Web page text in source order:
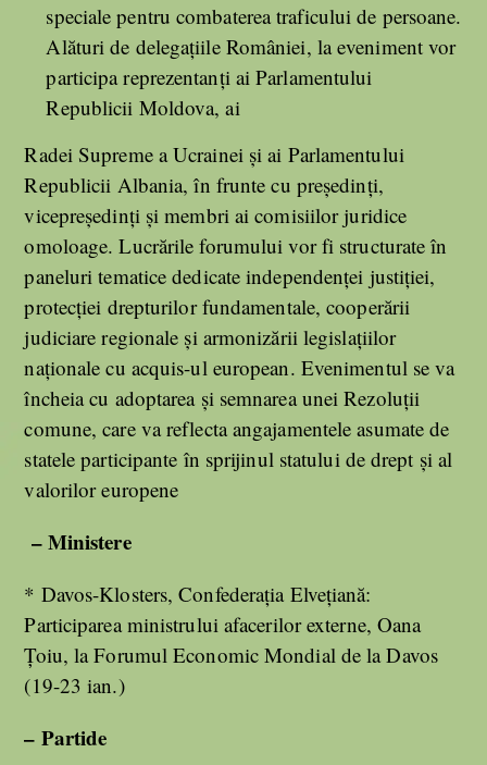
speciale pentru combaterea traficului de persoane.
Alături de delegațiile României, la eveniment vor
participa reprezentanți ai Parlamentului
Republicii Moldova, ai
Radei Supreme a Ucrainei și ai Parlamentului
Republicii Albania, în frunte cu președinți,
vicepreședinți și membri ai comisiilor juridice
omoloage. Lucrările forumului vor fi structurate în
paneluri tematice dedicate independenței justiției,
protecției drepturilor fundamentale, cooperării
judiciare regionale și armonizării legislațiilor
naționale cu acquis-ul european. Evenimentul se va
încheia cu adoptarea și semnarea unei Rezoluții
comune, care va reflecta angajamentele asumate de
statele participante în sprijinul statului de drept și al
valorilor europene
– Ministere
* Davos-Klosters, Confederația Elvețiană:
Participarea ministrului afacerilor externe, Oana
Țoiu, la Forumul Economic Mondial de la Davos
(19-23 ian.)
– Partide